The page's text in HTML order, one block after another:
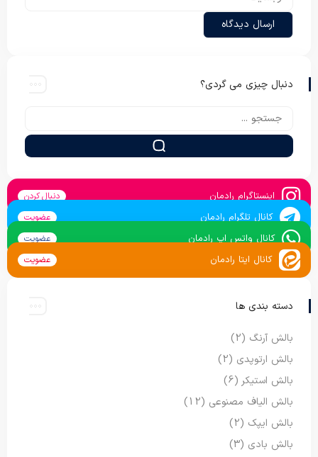
دنبال چیزی می گردی؟
اینستاگرام رادمان دنبال کردن
کانال تلگرام رادمان عضویت
کانال واتس اپ رادمان عضویت
کانال ایتا رادمان عضویت
دسته بندی ها
بالش آرنگ (2)
بالش ارتوپدی (2)
بالش استیکر (6)
بالش الیاف مصنوعی (12)
بالش ایپک (2)
بالش بادی (3)